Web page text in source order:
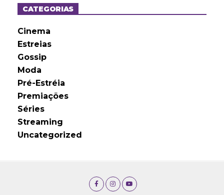
o
sCATEGORIAS
Cinema
Estreias
Gossip
Moda
Pré-Estréia
Premiações
Séries
Streaming
Uncategorized